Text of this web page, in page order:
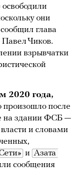
они
глава
Чиков.
взрывчатки
2020 года,
произошло после
на здании ФСБ —
и словами
и Азата
сообщения